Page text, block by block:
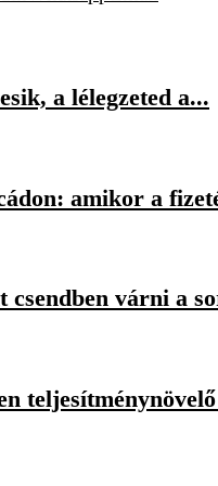
a lélegzeted a...
amikor a
várni a